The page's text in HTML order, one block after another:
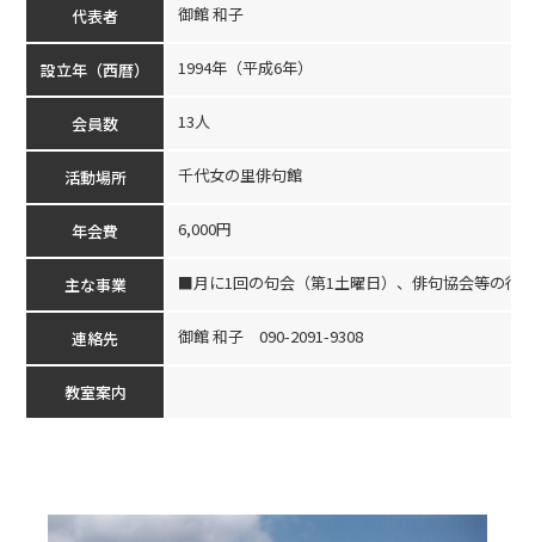
代表者 御館 和子
設立年（西暦） 1994年（平成6年）
会員数 13人
活動場所 千代女の里俳句館
年会費 6,000円
主な事業 ■月に1回の句会（第1土曜日）、俳句協会等の行
連絡先 御館 和子 090-2091-9308
教室案内